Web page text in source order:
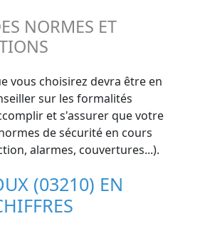
NORMES ET
vous choisirez devra être en
sur les formalités
et s'assurer que votre
de sécurité en cours
alarmes, couvertures...).
(03210) EN